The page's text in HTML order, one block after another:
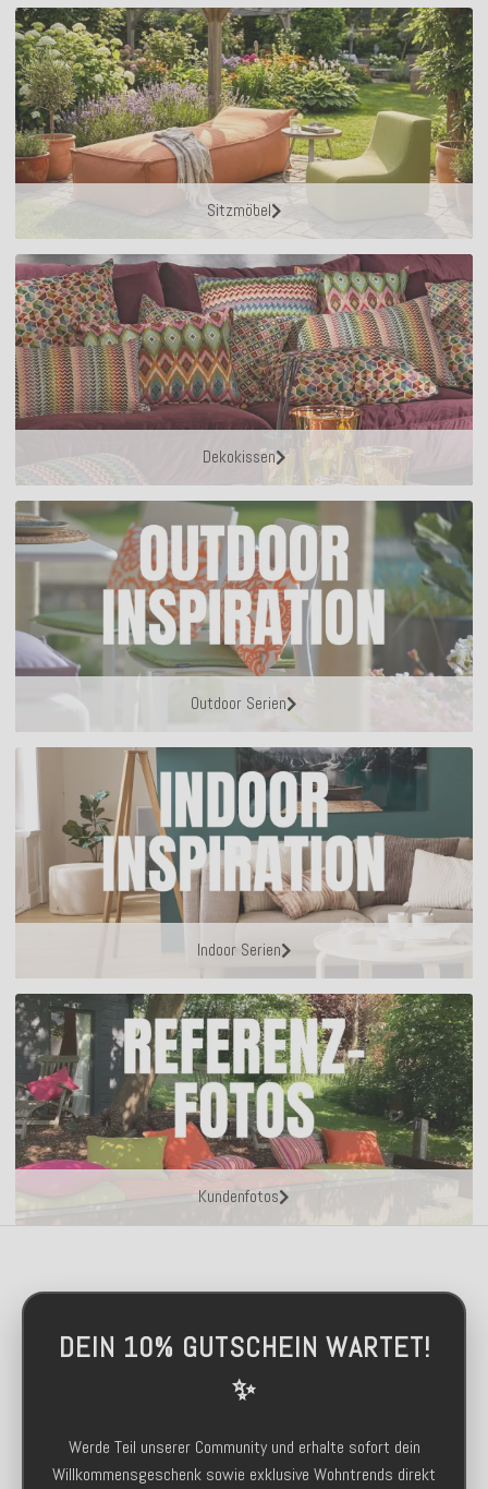
Sitzmöbel
Dekokissen
Outdoor Serien
Indoor Serien
Kundenfotos
DEIN 10% GUTSCHEIN WARTET!
✨
Werde Teil unserer Community und erhalte sofort dein
Willkommensgeschenk sowie exklusive Wohntrends direkt